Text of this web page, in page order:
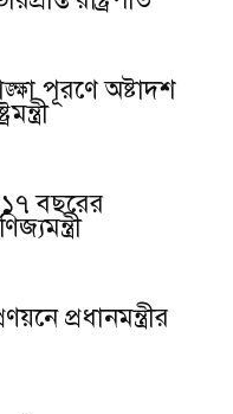
পূরণে অষ্টাদশ
১৭ বছরের
প্রধানমন্ত্রীর